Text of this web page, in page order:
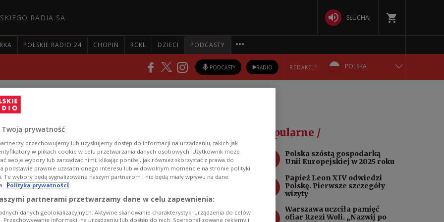
RADIA SA SŁUCHAJ
POLSKIE RADIO 24 CHOPIN RCKL DZIECI PODCASTY
PODCASTY RADIO REDAKCJE: POLSKA
РУССКИЙ
УКРАЇНСЬКА
Mapa Ciszy oraz Polacy
relacjach z technologią i dźwiękami miasta” –
Myśli Jana Pawła II; powstaje pełnometrażowy film
Romek i A’Tomek” na motywach kultowych
Popularne /
Polska szóstą gospodarką
Unii Europejskiej w 2025 roku
Papież Leon XIV odwiedzi
Polskę. Pierwsze szczegóły
wizyty
Warszawa uczciła pamięć
ofiar Rzezi Woli. „Nazwij po
Twoją prywatność
przechowujemy lub uzyskujemy dostęp do informacji na urządzeniu, takich jak
w plikach cookie w celu przetwarzania danych osobowych. Użytkownik może
swoje wybory lub zarządzać nimi, klikając poniżej, jak również skorzystać z prawa do
podstawie prawnie uzasadnionego interesu lub w dowolnym momencie na stronie polityki
Te wybory będą sygnalizowane naszym partnerom i nie będą miały wpływu na dane
Polityka prywatności
partnerami przetwarzamy dane w celu zapewnienia:
danych geolokalizacyjnych. Aktywne skanowanie charakterystyki urządzenia do celów
Przechowywanie informacji na urządzeniu lub dostęp do nich. Spersonalizowane reklamy i